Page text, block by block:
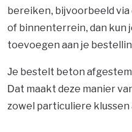
bereiken, bijvoorbeeld
of binnenterrein, dan kun
toevoegen aan je
Je bestelt beton
Dat maakt deze manier
zowel particuliere